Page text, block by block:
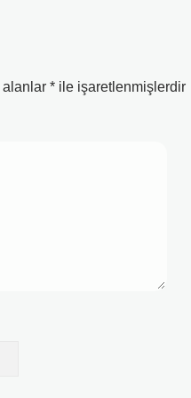
* ile işaretlenmişlerdir